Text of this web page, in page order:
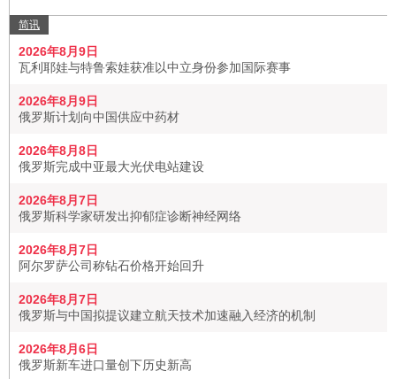
简讯
2026年8月9日
瓦利耶娃与特鲁索娃获准以中立身份参加国际赛事
2026年8月9日
俄罗斯计划向中国供应中药材
2026年8月8日
俄罗斯完成中亚最大光伏电站建设
2026年8月7日
俄罗斯科学家研发出抑郁症诊断神经网络
2026年8月7日
阿尔罗萨公司称钻石价格开始回升
2026年8月7日
俄罗斯与中国拟提议建立航天技术加速融入经济的机制
2026年8月6日
俄罗斯新车进口量创下历史新高